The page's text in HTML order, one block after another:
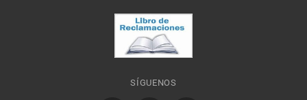
SÍGUENOS